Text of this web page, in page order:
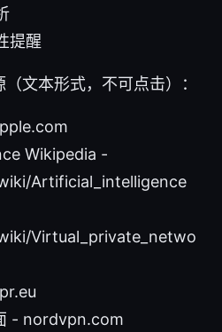
提醒
文本形式，不可点击）：
Wikipedia -
Artificial_intelligence
Virtual_private_netwo
- nordvpn.com